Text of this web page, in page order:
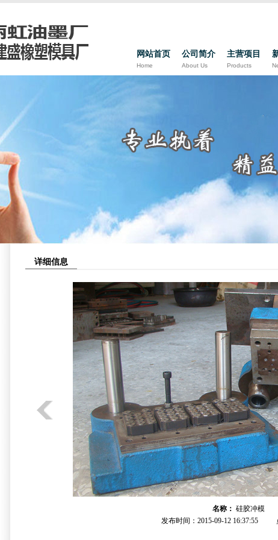
网站首页
Home
公司简介
About Us
主营项目
Products
详细信息
名称： 硅胶冲模
发布时间：2015-09-12 16:37:55